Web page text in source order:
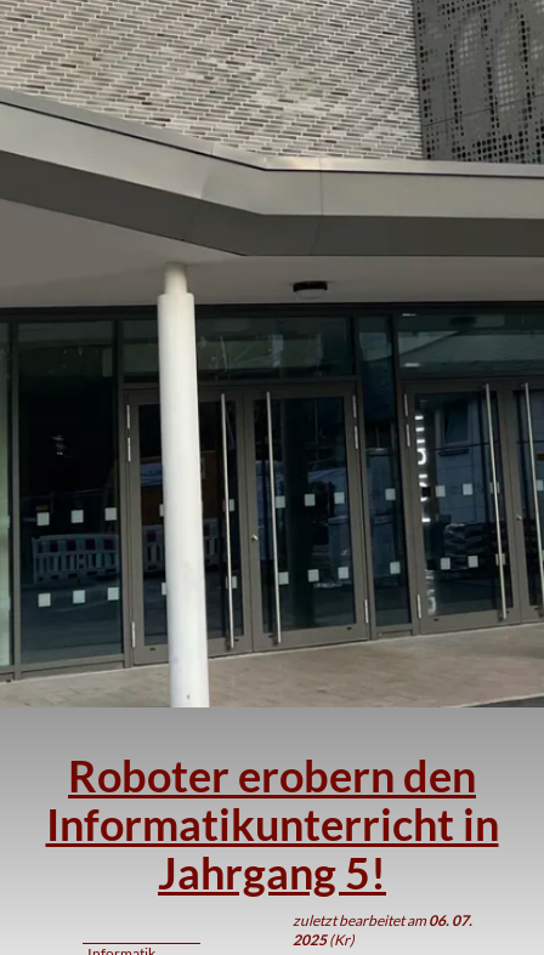
Roboter erobern den
Informatikunterricht in
Jahrgang 5!
zuletzt bearbeitet am06. 07.
2025(Kr)